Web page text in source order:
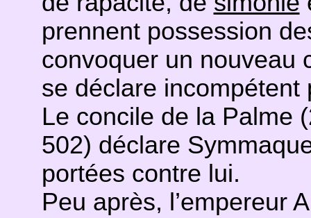
prennent possession
convoquer un nouveau
se déclare
Le concile de la Palme
502) déclare
portées contre lui.
Peu après, l’empereur